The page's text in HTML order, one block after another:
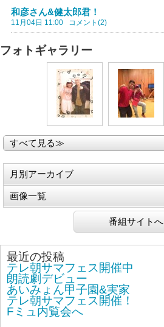
和彦さん&健太郎君！
11月04日 11:00 コメント(2)
フォトギャラリー
すべて見る≫
月別アーカイブ
画像一覧
番組サイトへ
最近の投稿
テレ朝サマフェス開催中
朗読劇デビュー
あいみょん甲子園&実家
テレ朝サマフェス開催！
Fミュ内覧会へ